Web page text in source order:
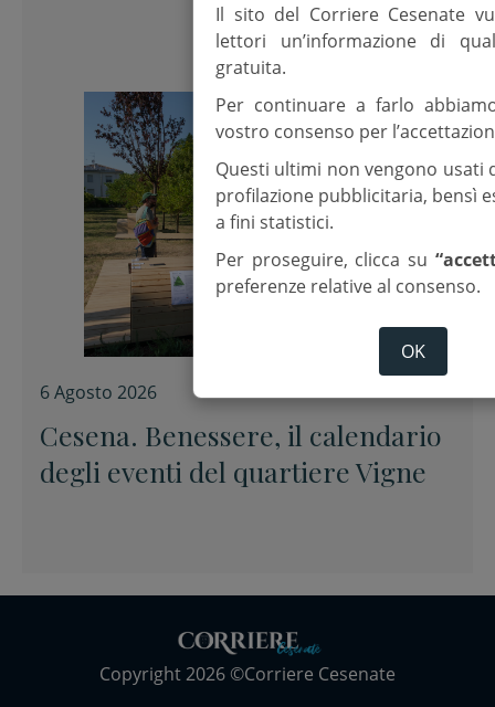
6 Agosto 2026
Cesena. Benessere, il calendario
degli eventi del quartiere Vigne
Copyright 2026 ©Corriere Cesenate
Il sito del Corriere Cesenate
lettori un’informazione di
gratuita.
Per continuare a farlo
vostro consenso per
Questi ultimi non vengono usati
profilazione pubblicitaria, bensì
a fini statistici.
Per proseguire, clicca su
preferenze relative al consenso.
OK